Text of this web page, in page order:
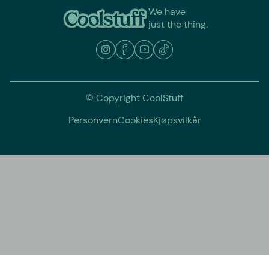
We have
just the thing.
© Copyright CoolStuff
PersonvernCookiesKjøpsvilkår